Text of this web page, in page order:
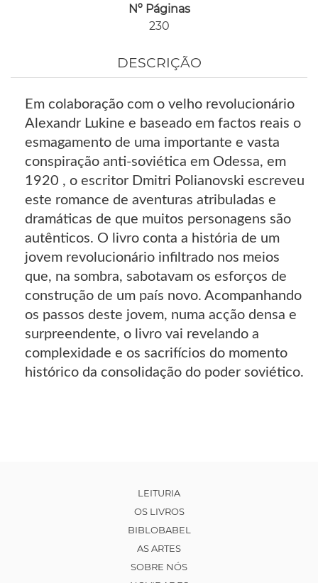
Nº Páginas
230
DESCRIÇÃO
Em colaboração com o velho revolucionário
Alexandr Lukine e baseado em factos reais o
esmagamento de uma importante e vasta
conspiração anti-soviética em Odessa, em
1920 , o escritor Dmitri Polianovski escreveu
este romance de aventuras atribuladas e
dramáticas de que muitos personagens são
autênticos. O livro conta a história de um
jovem revolucionário infiltrado nos meios
que, na sombra, sabotavam os esforços de
construção de um país novo. Acompanhando
os passos deste jovem, numa acção densa e
surpreendente, o livro vai revelando a
complexidade e os sacrifícios do momento
histórico da consolidação do poder soviético.
LEITURIA
OS LIVROS
BIBLOBABEL
AS ARTES
SOBRE NÓS